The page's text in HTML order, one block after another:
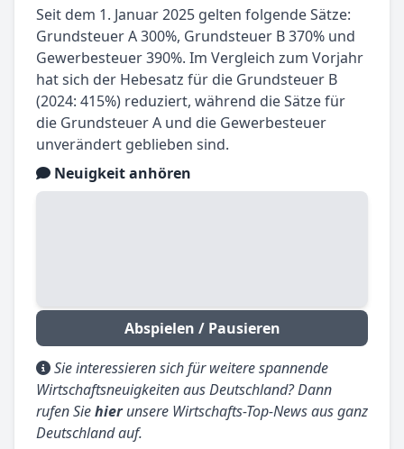
Seit dem 1. Januar 2025 gelten folgende Sätze:
Grundsteuer A 300%, Grundsteuer B 370% und
Gewerbesteuer 390%. Im Vergleich zum Vorjahr
hat sich der Hebesatz für die Grundsteuer B
(2024: 415%) reduziert, während die Sätze für
die Grundsteuer A und die Gewerbesteuer
unverändert geblieben sind.
Neuigkeit anhören
Abspielen / Pausieren
Sie interessieren sich für weitere spannende
Wirtschaftsneuigkeiten aus Deutschland? Dann
rufen Siehierunsere Wirtschafts-Top-News aus ganz
Deutschland auf.